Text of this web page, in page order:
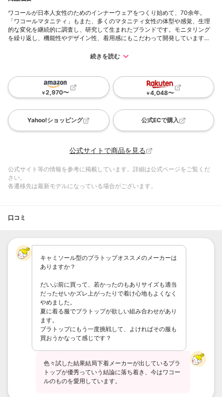
ワコールが日本人女性のためのインナーウェアをつくり始めて、70余年。
「ワコールマタニティ」もまた、多くのマタニティ女性の体型や感覚、生理
的な変化を継続的に調査し、研究して生まれたブランドです。モニタリング
を繰り返し、機能性やデザイン性、着用感にもこだわって開発しています。
産前産後兼用、ワイヤー・ノンワイヤーなど商品展開が豊富です。
続きを読む
￥2,970〜 ￥4,048〜
Yahoo!ショッピング 公式ECで購入
公式サイトで商品を見る
公式サイト等の情報を参考に掲載しています。詳細は公式ページをご覧くだ
さい。
各遷移先は最新モデルになっている場合がございます。
口コミ
キャミソール型のブラトップオススメのメーカーは
ありますか？
だいぶ前に買って、若かったのもありサイズも適当
だったせいかズレ上がったりで着け心地もよくなく
やめました。
夏に着る服でブラトップが欲しい組み合わせがあり
ます。
ブラトップにもう一度挑戦して、よければその服も
買おうかなって感じです？
色々試した結果結局下着メーカーが出しているブラ
トップが優秀っていう結論に落ち着き、今はワコー
ルのものを愛用しています。